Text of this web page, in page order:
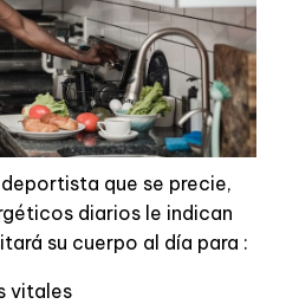
que se precie,
diarios le indican
su cuerpo al día para :
vitales